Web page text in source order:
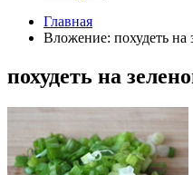
Главная
Вложение: похудеть на
похудеть на